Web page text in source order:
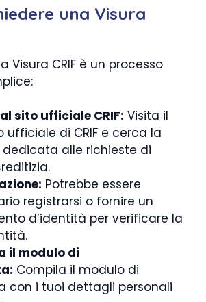
una Visura
Visura CRIF è un processo
sito ufficiale CRIF: Visita il
ufficiale di CRIF e cerca la
dedicata alle richieste di
Potrebbe essere
registrarsi o fornire un
d’identità per verificare la
il modulo di
Compila il modulo di
con i tuoi dettagli personali